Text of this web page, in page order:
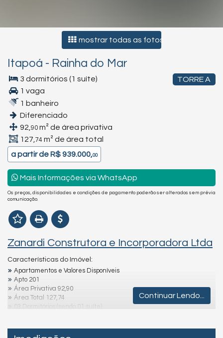
mostrar todas as fotos
Itapoá - Rainha do Mar
TORRE A
3 dormitórios (1 suíte)
1 vaga
1 banheiro
Diferenciado
92, 90 m² de área privativa
127, 74 m² de área total
a partir de R$ 939.000,00
Mais Informações via WhatsApp
Os preços, disponibilidades e condições de pagamento poderão ser alterados sem prévia
comunicação.
Zanardi Construtora e Incorporadora Ltda
Características do Imóvel:
Apartamentos e Valores Disponíveis
Apto 201
Área Privativa 92,90
Área Total 127,74
03 Dormitórios (sendo 01 suíte)
Sacada com churrasqueira
Continuar Lendo...